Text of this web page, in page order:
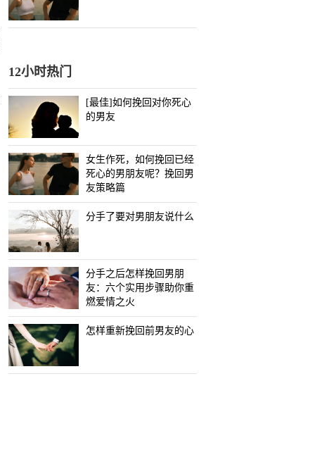
12小时热门
[最佳]如何挽回对你死心
的男友
女生作死，如何挽回已经
死心的男朋友呢？挽回男
友策略篇
分手了要对男朋友说什么
分手之后怎样挽回男朋
友：六个实用步骤助你重
燃爱情之火
怎样重新挽回前男友的心